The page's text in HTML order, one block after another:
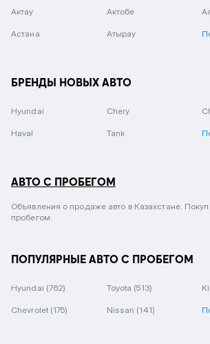
Актау Актобе
Астана Атырау
БРЕНДЫ НОВЫХ АВТО
Hyundai Chery
Haval Tank
АВТО С ПРОБЕГОМ
Объявления о продаже авто в Казахстане.
пробегом.
ПОПУЛЯРНЫЕ АВТО С ПРОБЕГОМ
Hyundai (762) Toyota (513)
Chevrolet (175) Nissan (141)